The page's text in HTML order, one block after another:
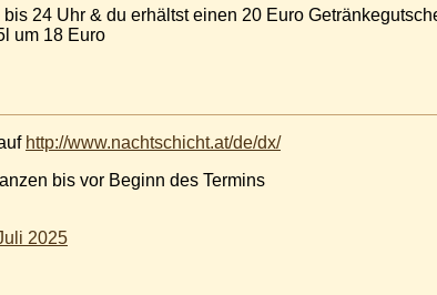
24 Uhr & du erhältst einen 20 Euro
um 18 Euro
http://www.nachtschicht.at/de/dx/
bis vor Beginn des Termins
2025